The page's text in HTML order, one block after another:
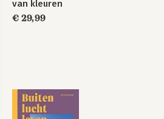
van kleuren
€ 29,99